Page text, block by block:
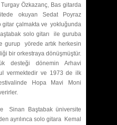
Özkazanç, Bas gitarda
okuyan Sedat Poyraz
gitar çalmakta ve yokluğunda
solo gitarı ile guruba
gurup yörede artık herkesin
bir orkestraya dönüşmüştür.
desteği dönemin Arhavi
vermektedir ve 1973 de ilk
Hopa Mavi Moni
Sinan Baştabak üniversite
ayrılınca solo gitara Kemal